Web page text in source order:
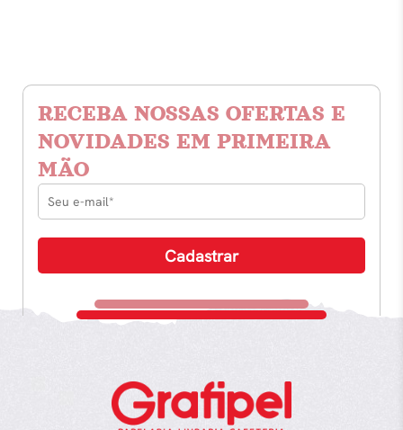
RECEBA NOSSAS OFERTAS E
NOVIDADES EM PRIMEIRA
MÃO